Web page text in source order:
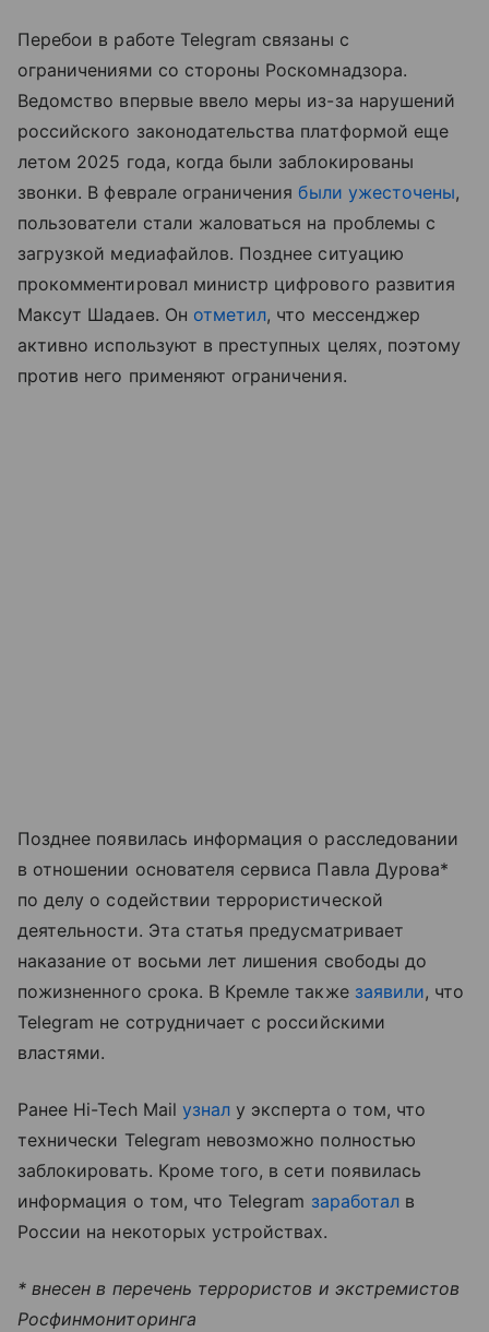
Перебои в работе Telegram связаны с
ограничениями со стороны Роскомнадзора.
Ведомство впервые ввело меры из-за нарушений
российского законодательства платформой еще
летом 2025 года, когда были заблокированы
звонки. В феврале ограничениябыли ужесточены,
пользователи стали жаловаться на проблемы с
загрузкой медиафайлов. Позднее ситуацию
прокомментировал министр цифрового развития
Максут Шадаев. Он отметил, что мессенджер
активно используют в преступных целях, поэтому
против него применяют ограничения.
Позднее появилась информация о расследовании
в отношении основателя сервиса Павла Дурова*
по делу о содействии террористической
деятельности. Эта статья предусматривает
наказание от восьми лет лишения свободы до
пожизненного срока. В Кремле также заявили, что
Telegram не сотрудничает с российскими
властями.
Ранее Hi-Tech Mail узнал у эксперта о том, что
технически Telegram невозможно полностью
заблокировать. Кроме того, в сети появилась
информация о том, что Telegram заработалв
России на некоторых устройствах.
* внесен в перечень террористов и экстремистов
Росфинмониторинга